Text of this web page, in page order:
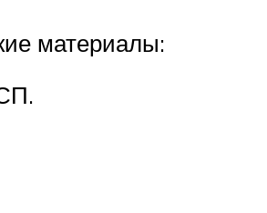
материалы: